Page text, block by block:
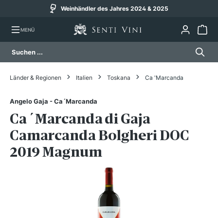
Weinhändler des Jahres 2024 & 2025
MENÜ
Bildergalerie überspringen
Länder & Regionen Italien Toskana Ca 'Marcanda
Angelo Gaja - Ca´Marcanda
Ca´Marcanda di Gaja
Camarcanda Bolgheri DOC
2019 Magnum